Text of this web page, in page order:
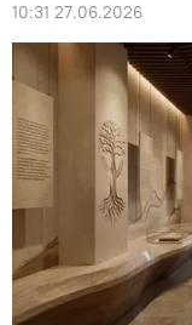
10:31 27.06.2026